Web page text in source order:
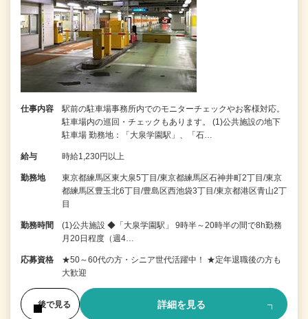
仕事内容
駅前の駐車場事務所内でのモニターチェックやお客様対応。
駐車場内の巡回・チェックもあります。 (1)公共施設の地下
駐車場 勤務地：「大泉学園駅」、「石…
給与 時給1,230円以上
勤務地
東京都練馬区東大泉5丁目/東京都練馬区石神井町2丁目/東京
都練馬区豊玉北6丁目/豊島区西池袋3丁目/東京都港区青山2丁
目
勤務時間
(1)公共施設 ◆「大泉学園駅」 9時半～20時半の間で8h勤務
月20日程度（週4…
応募資格
★50～60代の方・シニア世代活躍中！ ★定年退職後の方も
大歓迎
後で見る 詳細を見る